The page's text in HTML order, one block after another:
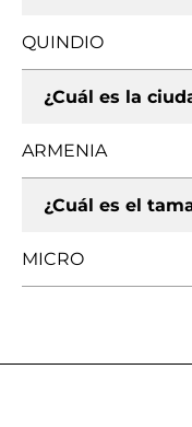
QUINDIO
¿Cuál es la
ARMENIA
¿Cuál es el
MICRO